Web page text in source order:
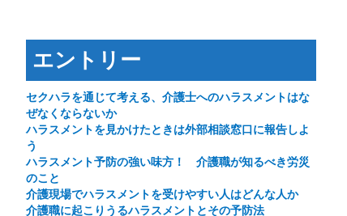
エントリー
セクハラを通じて考える、介護士へのハラスメントはな
ぜなくならないか
ハラスメントを見かけたときは外部相談窓口に報告しよ
う
ハラスメント予防の強い味方！ 介護職が知るべき労災
のこと
介護現場でハラスメントを受けやすい人はどんな人か
介護職に起こりうるハラスメントとその予防法